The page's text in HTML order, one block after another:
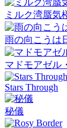
ミルク湾蜃気
雨の向こうは
マドモアゼル
Stars Through
秘儀